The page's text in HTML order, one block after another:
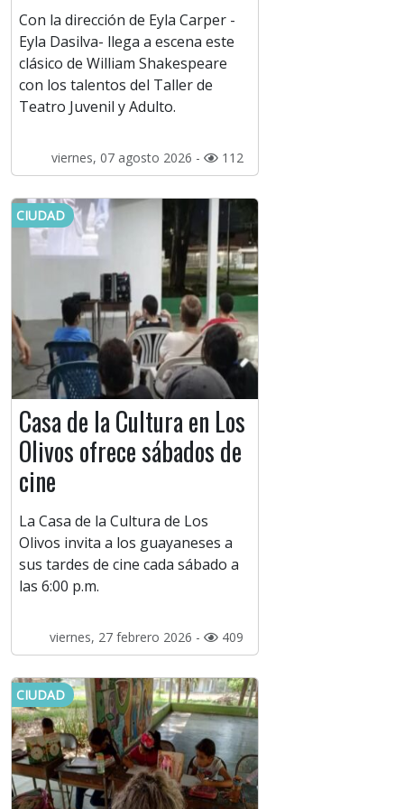
Con la dirección de Eyla Carper -
Eyla Dasilva- llega a escena este
clásico de William Shakespeare
con los talentos del Taller de
Teatro Juvenil y Adulto.
viernes, 07 agosto 2026 - 112
CIUDAD
Casa de la Cultura en Los
Olivos ofrece sábados de
cine
La Casa de la Cultura de Los
Olivos invita a los guayaneses a
sus tardes de cine cada sábado a
las 6:00 p.m.
viernes, 27 febrero 2026 - 409
CIUDAD